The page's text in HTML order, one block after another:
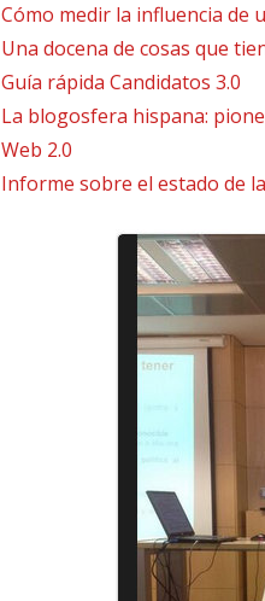
Cómo medir la influencia de
Una docena de cosas que
Guía rápida Candidatos 3.0
La blogosfera hispana:
Web 2.0
Informe sobre el estado de